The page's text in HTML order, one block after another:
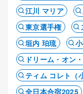
江川 マリア
東京選手権
垣内 珀琉
ドリーム・オン
ティム コレト（
全日本合宿2025